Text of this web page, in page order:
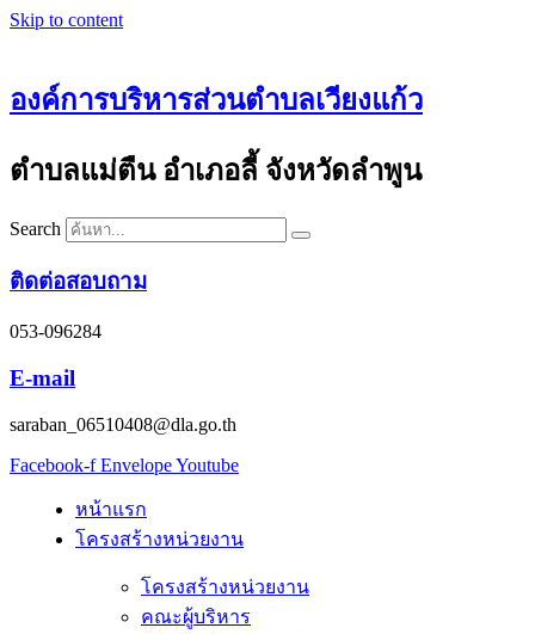
Skip to content
องค์การบริหารส่วนตำบลเวียงแก้ว
ตำบลแม่ตืน อำเภอลี้ จังหวัดลำพูน
Search
ติดต่อสอบถาม
053-096284
E-mail
saraban_06510408@dla.go.th
Facebook-f EnvelopeYoutube
หน้าแรก
โครงสร้างหน่วยงาน
โครงสร้างหน่วยงาน
คณะผู้บริหาร